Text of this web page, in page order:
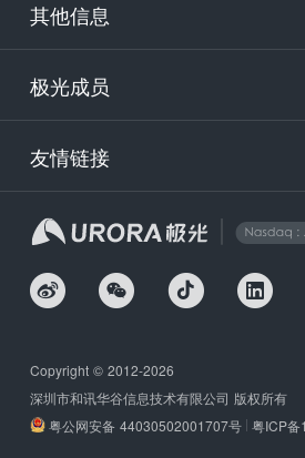
其他信息
极光成员
友情链接
Copyright © 2012-2026
深圳市和讯华谷信息技术有限公司 版权所有
粤公网安备 44030502001707号 粤ICP